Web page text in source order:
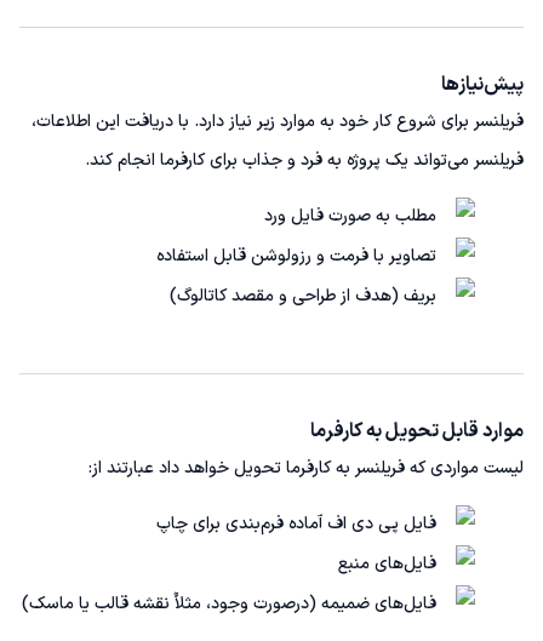
پیش‌نیاز‌ها
فریلنسر برای شروع کار خود به موارد زیر نیاز دارد. با دریافت این اطلاعات،
فریلنسر می‌تواند یک پروژه به فرد و جذاب برای کارفرما انجام کند.
مطلب به صورت فایل ورد
تصاویر با فرمت و رزولوشن قابل استفاده
بریف (هدف از طراحی و مقصد کاتالوگ)
موارد قابل تحویل به کارفرما
لیست مواردی که فریلنسر به کارفرما تحویل خواهد داد عبارتند از:
فایل پی دی اف آماده فرم‌بندی برای چاپ
فایل‌های منبع
فایل‌های ضمیمه (درصورت وجود،‌ مثلاٌ نقشه قالب یا ماسک)